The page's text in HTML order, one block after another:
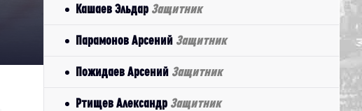
Кашаев Эльдар Защитник
Парамонов Арсений Защитник
Пожидаев Арсений Защитник
Ртищев Александр Защитник